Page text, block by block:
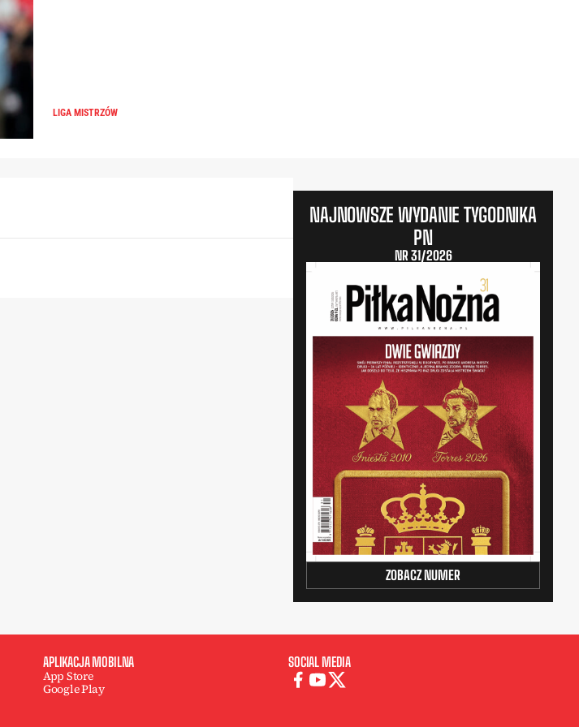
LIGA MISTRZÓW
NAJNOWSZE WYDANIE TYGODNIKA
PN
NR 31/2026
ZOBACZ NUMER
APLIKACJA MOBILNA
App Store
Google Play
SOCIAL MEDIA